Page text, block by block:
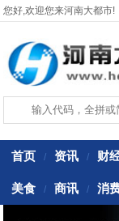
您好,欢迎您来河南大都市!
首页 / 资讯 / 财
美食 / 商讯 / 消